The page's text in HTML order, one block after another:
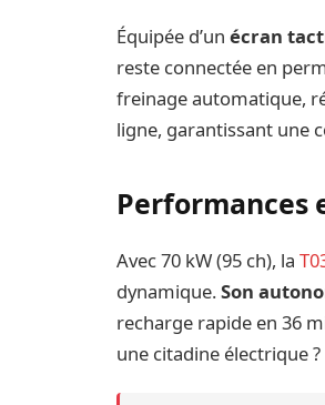
Équipée d’unécran
reste connectée en
freinage automatique,
ligne, garantissant une
Performances
Avec 70 kW (95 ch), la
dynamique.Son
recharge rapide en 36
une citadine électrique ?